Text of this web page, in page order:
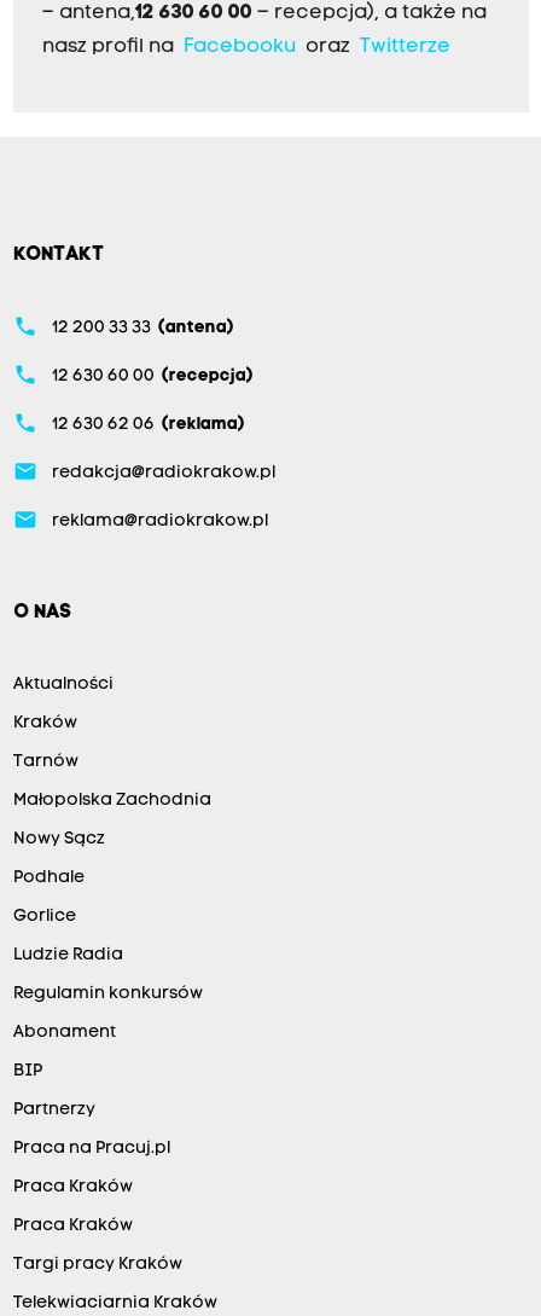
– antena,12 630 60 00 – recepcja), a także na
nasz profil na Facebookuoraz Twitterze
KONTAKT
phone 12 200 33 33 (antena)
phone 12 630 60 00 (recepcja)
phone 12 630 62 06 (reklama)
email redakcja@radiokrakow.pl
email reklama@radiokrakow.pl
O NAS
Aktualności
Kraków
Tarnów
Małopolska Zachodnia
Nowy Sącz
Podhale
Gorlice
Ludzie Radia
Regulamin konkursów
Abonament
BIP
Partnerzy
Praca na Pracuj.pl
Praca Kraków
Praca Kraków
Targi pracy Kraków
Telekwiaciarnia Kraków